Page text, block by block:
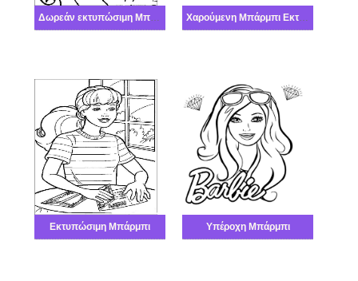
Δωρεάν εκτυπώσιμη Μπάρμπι Χαρούμενη Μπάρμπι Εκτυπώσιμο
Εκτυπώσιμη Μπάρμπι Υπέροχη Μπάρμπι